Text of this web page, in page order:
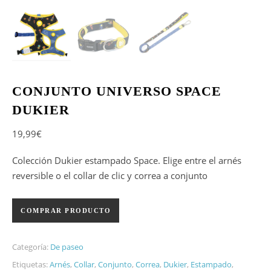
CONJUNTO UNIVERSO SPACE
DUKIER
19,99€
Colección Dukier estampado Space. Elige entre el arnés
reversible o el collar de clic y correa a conjunto
COMPRAR PRODUCTO
Categoría: De paseo
Etiquetas:Arnés, Collar, Conjunto, Correa, Dukier, Estampado,